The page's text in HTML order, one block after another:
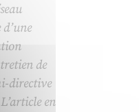
de
directive
en